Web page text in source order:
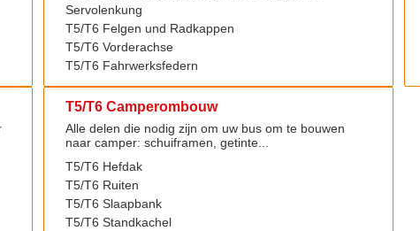
Servolenkung
T5/T6 Felgen und Radkappen
T5/T6 Vorderachse
T5/T6 Fahrwerksfedern
T5/T6 Camperombouw
Alle delen die nodig zijn om uw bus om te bouwen
naar camper: schuiframen, getinte...
T5/T6 Hefdak
T5/T6 Ruiten
T5/T6 Slaapbank
T5/T6 Standkachel